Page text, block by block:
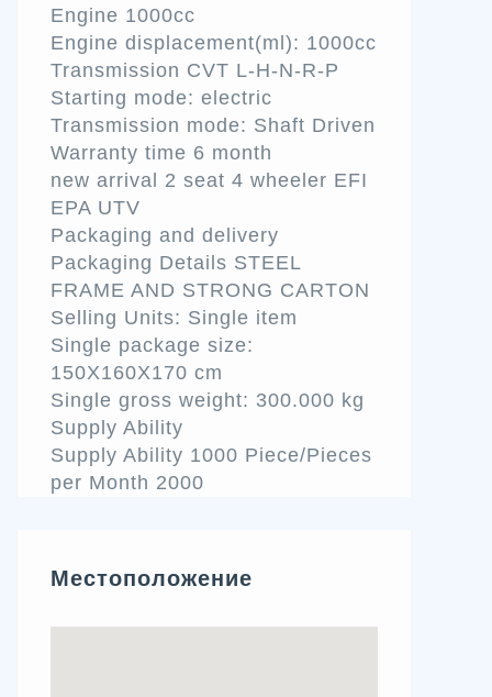
Engine 1000cc
Engine displacement(ml): 1000cc
Transmission CVT L-H-N-R-P
Starting mode: electric
Transmission mode: Shaft Driven
Warranty time 6 month
new arrival 2 seat 4 wheeler EFI
EPA UTV
Packaging and delivery
Packaging Details STEEL
FRAME AND STRONG CARTON
Selling Units: Single item
Single package size:
150X160X170 cm
Single gross weight: 300.000 kg
Supply Ability
Supply Ability 1000 Piece/Pieces
per Month 2000
Местоположение